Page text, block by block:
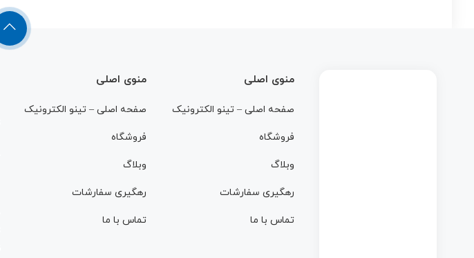
منوی اصلی
صفحه اصلی – تینو الکترونیک
فروشگاه
وبلاگ
رهگیری سفارشات
تماس با ما
منوی اصلی
صفحه اصلی – تینو الکترونیک
فروشگاه
وبلاگ
رهگیری سفارشات
تماس با ما